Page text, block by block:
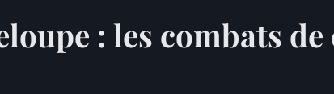
: les combats de